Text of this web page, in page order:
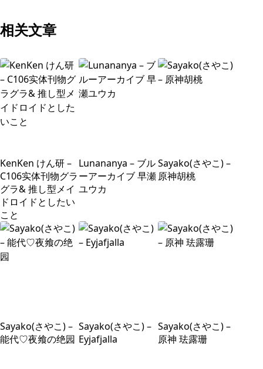
相关文章
KenKen けん研 –
C106实体刊物グラ
グラ& 推し型メイ
ドロイドとしたい
こと
Lunananya – ブル
ーアーカイブ 早瀬
ユウカ
Sayako(さやこ) –
原神胡桃
Sayako(さやこ) –
能代♡夜飨の绝园
Sayako(さやこ) –
Eyjafjalla
Sayako(さやこ) –
原神 珐露珊